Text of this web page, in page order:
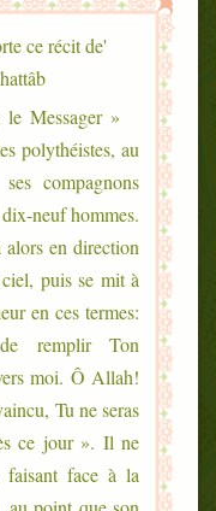
ce récit de
:
Messager
polythéistes, au
compagnons
neuf hommes.
en direction
puis se mit à
en ces termes:
remplir Ton
moi. Ô Allah!
Tu ne seras
ce jour ». Il ne
faisant face à la